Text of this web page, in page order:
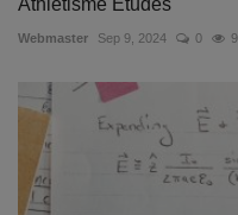
Athlétisme Etudes
Webmaster Sep 9, 2024 0